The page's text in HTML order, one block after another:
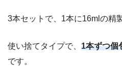
3本セットで、1本に16mlの精
使い捨てタイプで、 1本ずつ個
です。